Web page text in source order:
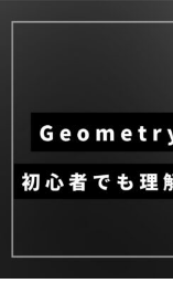
つくように設
コース内で困
では、皆さんと
にしております